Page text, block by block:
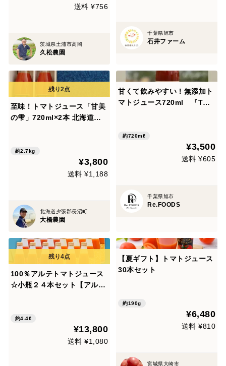
送料 ¥756
茨城県土浦市高岡
久松農園
千葉県旭市
石井ファーム
至味！トマトジュース「甘美
の雫」720ml×2本 北海道
約2.7kg
¥3,800
送料 ¥1,188
北海道夕張郡長沼町
大橋農園
甘くて飲みやすい！無添加ト
マトジュース720ml 『TOR
約720mℓ
¥3,500
送料 ¥605
千葉県旭市
Re.FOODS
100％アルテトマトジュース
☆小瓶２４本セット【アルテ
日】
約4.4ℓ
¥13,800
送料 ¥1,080
【夏ギフト】トマトジュース
30本セット
約190g
¥6,480
送料 ¥810
宮城県大崎市